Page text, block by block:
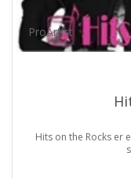
ProArtist
Hits on the Rocks er